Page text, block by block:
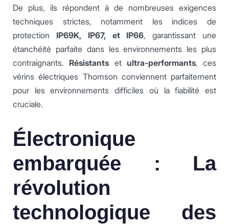
De plus, ils répondent à de nombreuses exigences
techniques strictes, notamment les indices de
protection IP69K, IP67, et IP66, garantissant une
étanchéité parfaite dans les environnements les plus
contraignants. Résistants etultra-performants, ces
vérins électriques Thomson conviennent parfaitement
pour les environnements difficiles où la fiabilité est
cruciale.
Électronique
embarquée : La
révolution
technologique des